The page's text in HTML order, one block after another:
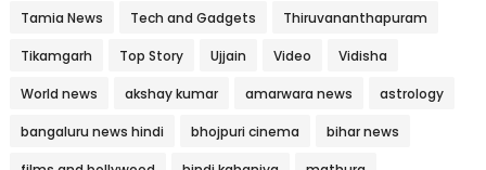
Tamia News Tech and Gadgets Thiruvananthapuram
Tikamgarh Top Story Ujjain Video Vidisha
World news akshay kumar amarwara news astrology
bangaluru news hindi bhojpuri cinema bihar news